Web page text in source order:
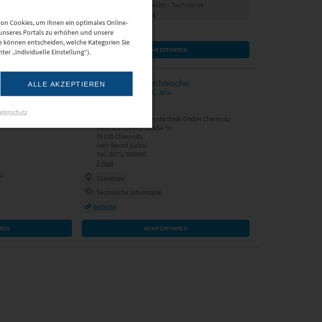
Versorgungs- / Umweltt. - Technische
Gebäudeausrüstung
MEHR ERFAHREN
, Duales Studium Technische
Informatik mit AMC als
AMC - Analytik & Messtechnik GmbH Chemnitz
Heinrich-Lorenz-Straße 55
09120 Chemnitz
Herr Bernd Göbel
Tel.: 0371/383880
E-Mail
Glauchau
Technische Informatik
Website
MEHR ERFAHREN
Cookies, um Ihnen ein optimales Online-
Portals zu erhöhen und unsere
entscheiden, welche Kategorien Sie
„Individuelle Einstellung“).
ALLE AKZEPTIEREN